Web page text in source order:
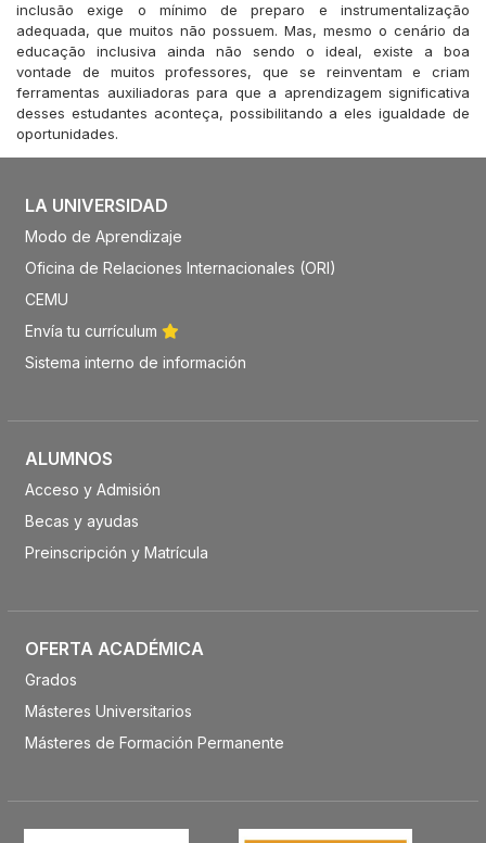
inclusão exige o mínimo de preparo e instrumentalização
adequada, que muitos não possuem. Mas, mesmo o cenário da
educação inclusiva ainda não sendo o ideal, existe a boa
vontade de muitos professores, que se reinventam e criam
ferramentas auxiliadoras para que a aprendizagem significativa
desses estudantes aconteça, possibilitando a eles igualdade de
oportunidades.
LA UNIVERSIDAD
Modo de Aprendizaje
Oficina de Relaciones Internacionales (ORI)
CEMU
Envía tu currículum
Sistema interno de información
ALUMNOS
Acceso y Admisión
Becas y ayudas
Preinscripción y Matrícula
OFERTA ACADÉMICA
Grados
Másteres Universitarios
Másteres de Formación Permanente